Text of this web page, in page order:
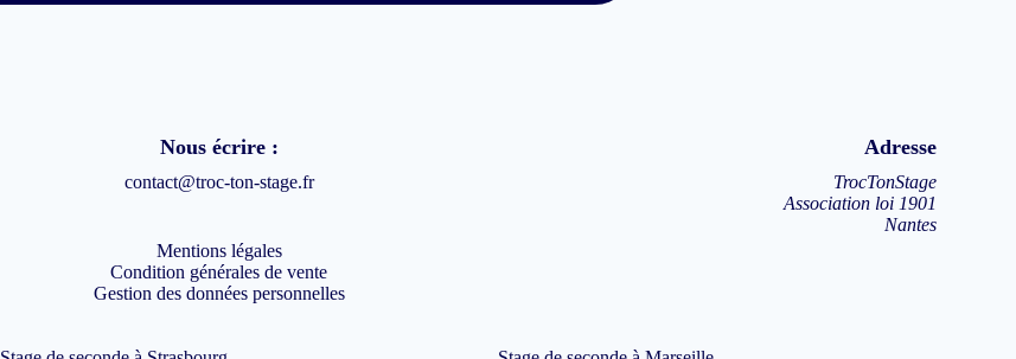
Nous écrire :
contact@troc-ton-stage.fr
Mentions légales
Condition générales de vente
Gestion des données personnelles
Adresse
TrocTonStage
Association loi 1901
Nantes